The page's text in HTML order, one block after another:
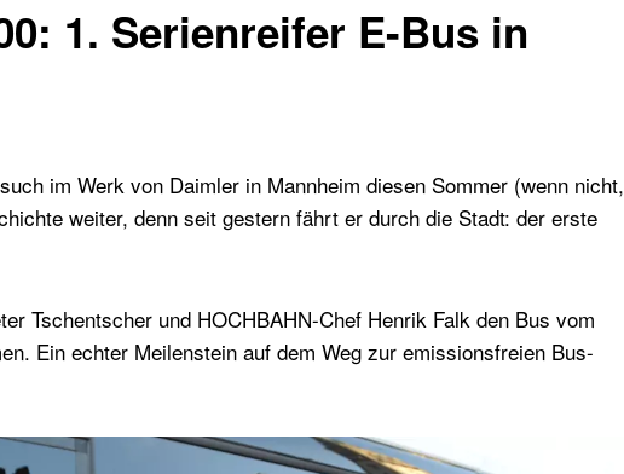
1. Serienreifer E-Bus in
im Werk von Daimler in Mannheim diesen Sommer (wenn nicht,
weiter, denn seit gestern fährt er durch die Stadt: der erste
Tschentscher und HOCHBAHN-Chef Henrik Falk den Bus vom
Ein echter Meilenstein auf dem Weg zur emissionsfreien Bus-